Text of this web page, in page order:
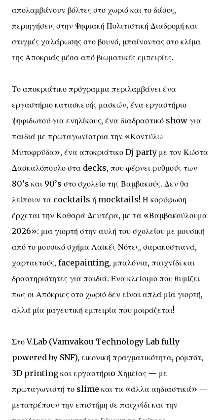
απολαμβάνουν βόλτες στο χωριό και το δάσος,
περιηγήσεις στην Ψηφιακή Πολιτιστική Διαδρομή και
στιγμές χαλάρωσης στο βουνό, μπαίνοντας στο κλίμα
της Αποκριάς μέσα από βιωματικές εμπειρίες.
Το αποκριάτικο πρόγραμμα περιλαμβάνει ένα
εργαστήριο κατασκευής μασκών, ένα εργαστήριο
ψηφιδωτού για ενηλίκους, ένα διαδραστικό show για
παιδιά με πρωταγωνίστρια την «Κοντύλω
Μυτοφρύδα», ένα αποκριάτικο Dj party με τον Κώστα
Δασκαλόπουλο στα decks, που φέρνει ρυθμούς των
80’s και 90’s στο σχολείο της Βαμβακούς. Δεν θα
λείπουν τα cocktails ή mocktails! Η κορύφωση
έρχεται την Καθαρά Δευτέρα, με τα «Βαμβακούλουμα
2026»: μια γιορτή στην αυλή του σχολείου με μουσική
από το μουσικό σχήμα Λαϊκές Νότες, σαρακοστιανά,
χαρταετούς, facepainting, μπαλόνια, παιχνίδι και
δραστηριότητες για παιδιά. Ένα κλείσιμο που θυμίζει
πως οι Απόκριες στο χωριό δεν είναι απλά μία γιορτή,
αλλά μία μαγευτική εμπειρία που μοιράζεται!
Στο V.Lab (Vamvakou Technology Lab fully
powered by SNF), εικονική πραγματικότητα, ρομπότ,
3D printing και εργαστήριo Χημείας — με
πρωταγωνιστή το slime και τα «άλλα αηδιαστικά» —
μετατρέπουν την επιστήμη σε παιχνίδι και την